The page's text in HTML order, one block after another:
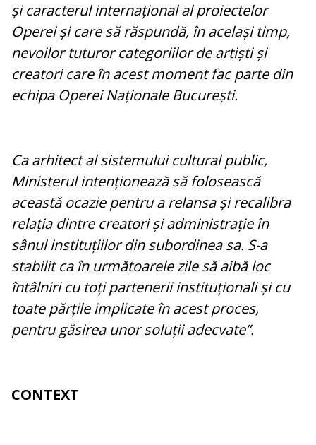
și caracterul internațional al proiectelor
Operei și care să răspundă, în același timp,
nevoilor tuturor categoriilor de artiști și
creatori care în acest moment fac parte din
echipa Operei Naționale București.
Ca arhitect al sistemului cultural public,
Ministerul intenționează să folosească
această ocazie pentru a relansa și recalibra
relația dintre creatori și administrație în
sânul instituțiilor din subordinea sa. S-a
stabilit ca în următoarele zile să aibă loc
întâlniri cu toți partenerii instituționali și cu
toate părțile implicate în acest proces,
pentru găsirea unor soluții adecvate”.
CONTEXT